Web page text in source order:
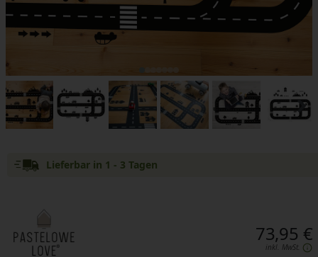
Lieferbar in 1 - 3 Tagen
73,95 €
inkl. MwSt.